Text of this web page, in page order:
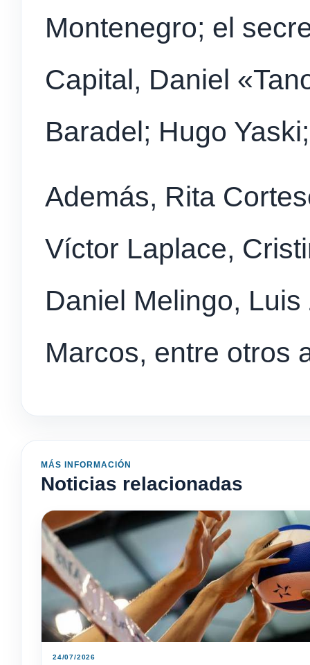
Montenegro; el
Capital, Daniel
Baradel; Hugo Yaski;
Además, Rita
Víctor Laplace,
Daniel Melingo,
Marcos, entre otros
MÁS INFORMACIÓN
Noticias relacionadas
24/07/2026